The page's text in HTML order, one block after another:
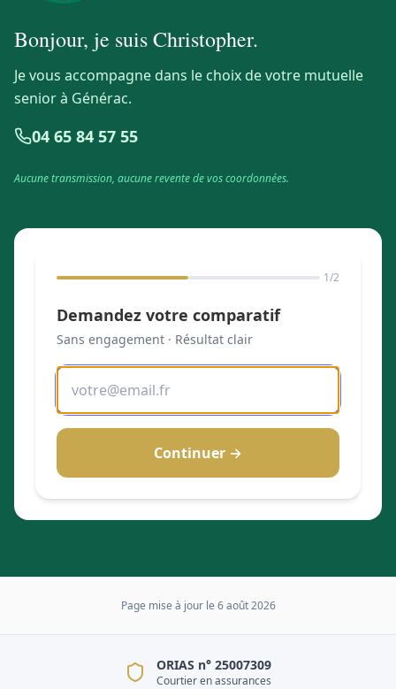
Bonjour, je suisChristopher.
Je vous accompagne dans le choix de votre mutuelle
senior à Générac.
04 65 84 57 55
Aucune transmission, aucune revente de vos coordonnées.
1/2
Demandez votre comparatif
Sans engagement · Résultat clair
Continuer →
Page mise à jour le 6 août 2026
ORIAS n° 25007309
Courtier en assurances